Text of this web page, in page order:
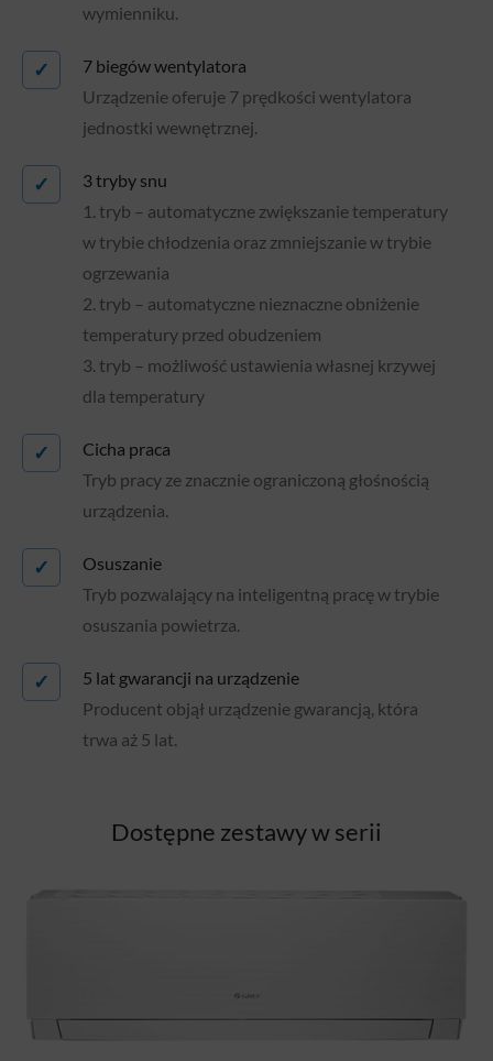
wymienniku.
✓
7 biegów wentylatora
Urządzenie oferuje 7 prędkości wentylatora
jednostki wewnętrznej.
✓
3 tryby snu
1. tryb – automatyczne zwiększanie temperatury
w trybie chłodzenia oraz zmniejszanie w trybie
ogrzewania
2. tryb – automatyczne nieznaczne obniżenie
temperatury przed obudzeniem
3. tryb – możliwość ustawienia własnej krzywej
dla temperatury
✓
Cicha praca
Tryb pracy ze znacznie ograniczoną głośnością
urządzenia.
✓
Osuszanie
Tryb pozwalający na inteligentną pracę w trybie
osuszania powietrza.
✓
5 lat gwarancji na urządzenie
Producent objął urządzenie gwarancją, która
trwa aż 5 lat.
Dostępne zestawy w serii